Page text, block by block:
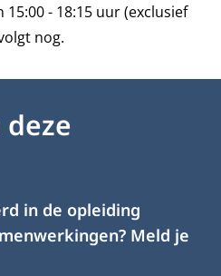
- 18:15 uur (exclusief
nog.
in de opleiding
Meld je